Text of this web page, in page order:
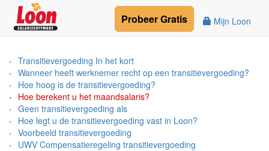
Mijn Loon
ProbeerGratis
Transitievergoeding In het kort
Wanneer heeft werknemer recht op een transitievergoeding?
Hoe hoog is de transitievergoeding?
Hoe berekent u het maandsalaris?
Geen transitievergoeding als
Hoe legt u de transitievergoeding vast in Loon?
Voorbeeld transitievergoeding
UWV Compensatieregeling transitievergoeding